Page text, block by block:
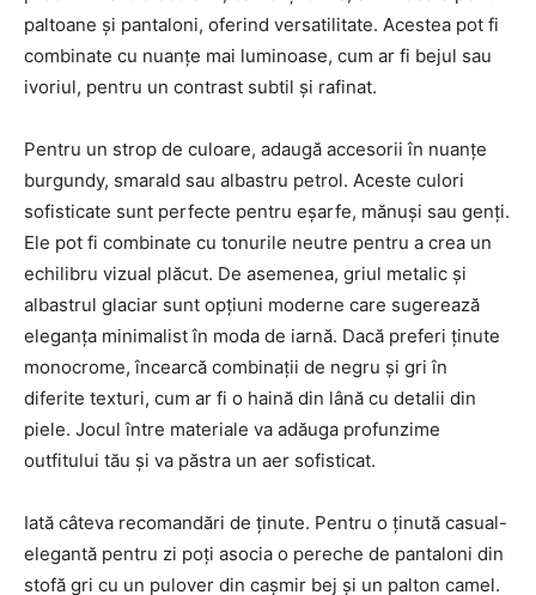
paltoane și pantaloni, oferind versatilitate. Acestea pot fi
combinate cu nuanțe mai luminoase, cum ar fi bejul sau
ivoriul, pentru un contrast subtil și rafinat.
Pentru un strop de culoare, adaugă accesorii în nuanțe
burgundy, smarald sau albastru petrol. Aceste culori
sofisticate sunt perfecte pentru eșarfe, mănuși sau genți.
Ele pot fi combinate cu tonurile neutre pentru a crea un
echilibru vizual plăcut. De asemenea, griul metalic și
albastrul glaciar sunt opțiuni moderne care sugerează
eleganța minimalist în moda de iarnă. Dacă preferi ținute
monocrome, încearcă combinații de negru și gri în
diferite texturi, cum ar fi o haină din lână cu detalii din
piele. Jocul între materiale va adăuga profunzime
outfitului tău și va păstra un aer sofisticat.
Iată câteva recomandări de ținute. Pentru o ținută casual-
elegantă pentru zi poți asocia o pereche de pantaloni din
stofă gri cu un pulover din cașmir bej și un palton camel.